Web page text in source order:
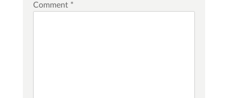
Comment *